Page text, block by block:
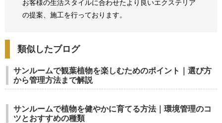
お客様の生活スタイルに合わせたより良いエクステリア
の提案、 施工を行っております。
類似したブログ
サンルームで観葉植物を楽しむためのポイント｜選び方
から管理方法まで解説
サンルームで植物を健やかに育てる方法｜環境管理のコ
ツとおすすめの種類